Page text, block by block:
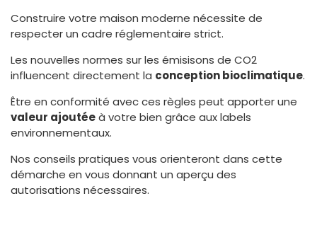
Construire votre maison moderne nécessite de
respecter un cadre réglementaire strict.
Les nouvelles normes sur les émisisons de CO2
influencent directement la conception bioclimatique.
Être en conformité avec ces règles peut apporter une
valeur ajoutéeà votre bien grâce aux labels
environnementaux.
Nos conseils pratiques vous orienteront dans cette
démarche en vous donnant un aperçu des
autorisations nécessaires.